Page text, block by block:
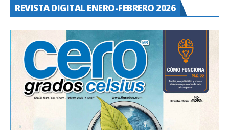
REVISTA DIGITAL ENERO-FEBRERO 2026